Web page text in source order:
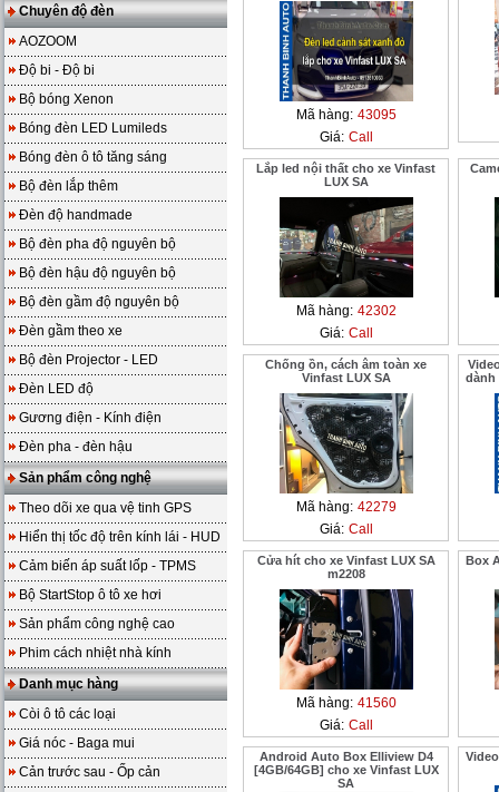
Chuyên độ đèn
AOZOOM
Độ bi - Độ bi
Bộ bóng Xenon
Bóng đèn LED Lumileds
Bóng đèn ô tô tăng sáng
Bộ đèn lắp thêm
Đèn độ handmade
Bộ đèn pha độ nguyên bộ
Bộ đèn hậu độ nguyên bộ
Bộ đèn gầm độ nguyên bộ
Đèn gầm theo xe
Bộ đèn Projector - LED
Đèn LED độ
Gương điện - Kính điện
Đèn pha - đèn hậu
Sản phẩm công nghệ
Theo dõi xe qua vệ tinh GPS
Hiển thị tốc độ trên kính lái - HUD
Cảm biến áp suất lốp - TPMS
Bộ StartStop ô tô xe hơi
Sản phẩm công nghệ cao
Phim cách nhiệt nhà kính
Danh mục hàng
Còi ô tô các loại
Giá nóc - Baga mui
Cản trước sau - Ốp cản
Mã hàng: 43095
Giá: Call
Lắp led nội thất cho xe Vinfast
LUX SA
Mã hàng: 42302
Giá: Call
Chống ồn, cách âm toàn xe
Vinfast LUX SA
Mã hàng: 42279
Giá: Call
dành
Cửa hít cho xe Vinfast LUX SA
m2208
Mã hàng: 41560
Giá: Call
Box
Android Auto Box Elliview D4
[4GB/64GB] cho xe Vinfast LUX
SA